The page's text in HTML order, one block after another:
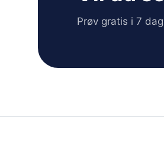
Prøv gratis i 7